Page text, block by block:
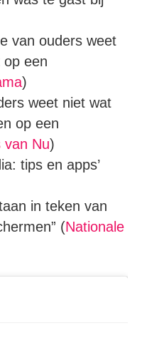
van ouders weet
op een
)
weet niet wat
op een
van Nu)
tips en apps’
in teken van
(Nationale